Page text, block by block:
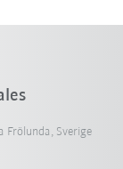
Frölunda, Sverige